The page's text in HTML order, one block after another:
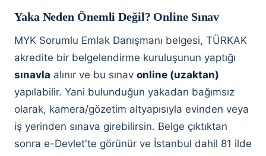
Yaka Neden Önemli Değil? Online Sınav
MYK Sorumlu Emlak Danışmanı belgesi, TÜRKAK
akredite bir belgelendirme kuruluşunun yaptığı
sınavla alınır ve bu sınav online (uzaktan)
yapılabilir. Yani bulunduğun yakadan bağımsız
olarak, kamera/gözetim altyapısıyla evinden veya
iş yerinden sınava girebilirsin. Belge çıktıktan
sonra e-Devlet'te görünür ve İstanbul dahil 81 ilde